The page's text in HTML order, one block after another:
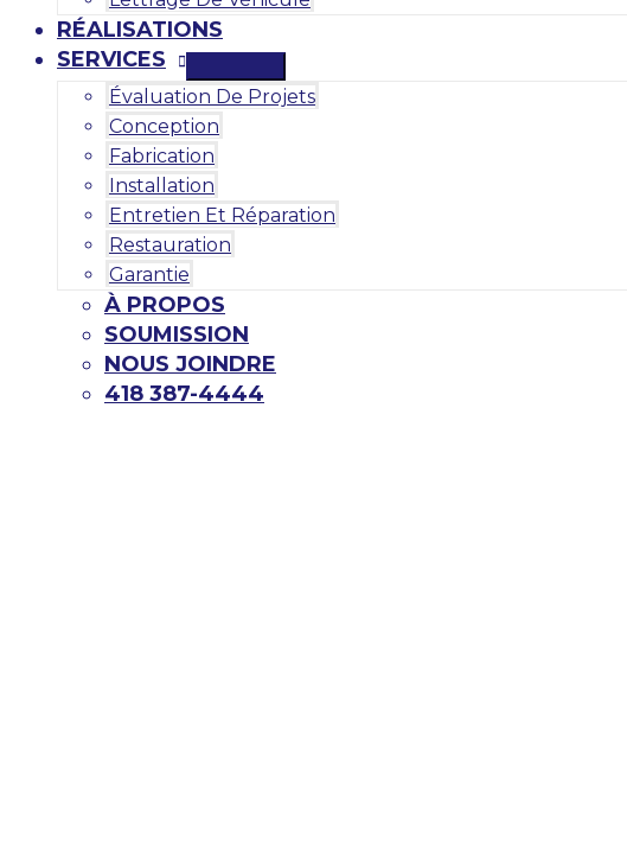
RÉALISATIONS
SERVICES
Évaluation De Projets
Conception
Fabrication
Installation
Entretien Et Réparation
Restauration
Garantie
À PROPOS
SOUMISSION
NOUS JOINDRE
418 387-4444